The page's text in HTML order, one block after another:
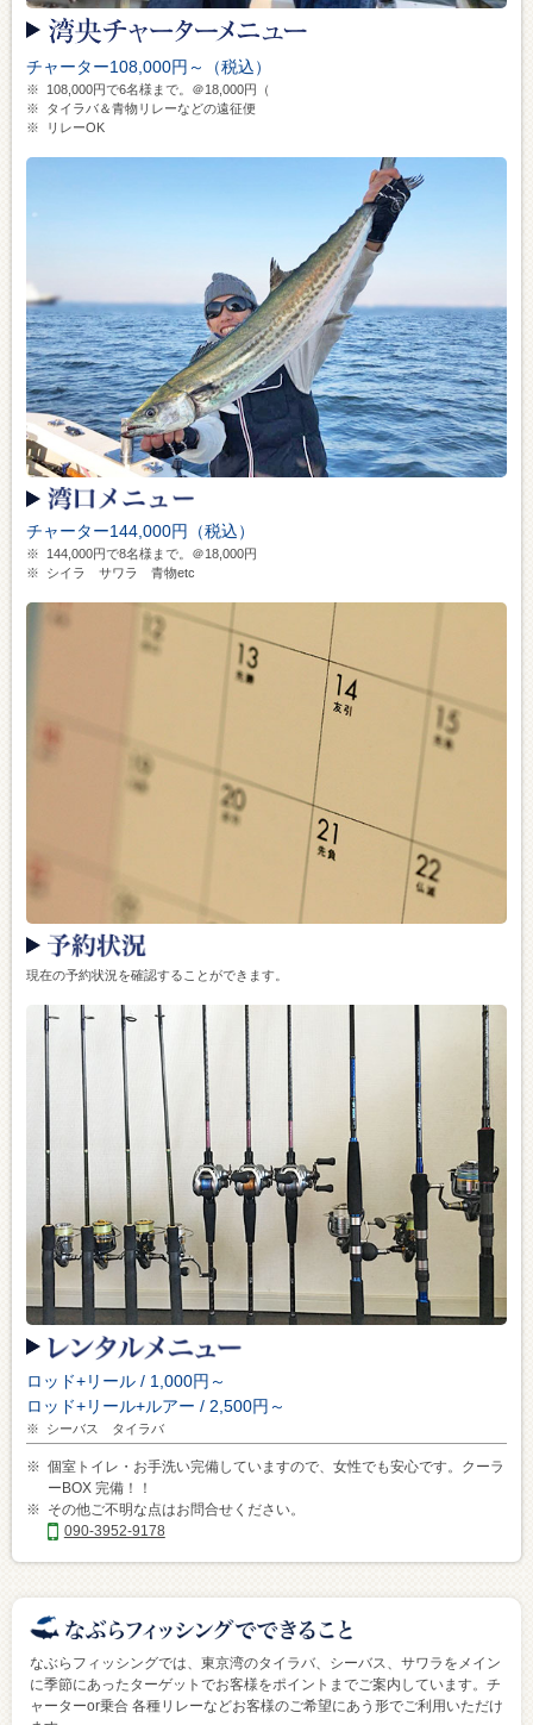
チャーター108,000円～（税込）
※
108,000円で6名様まで。＠18,000円（
※
タイラバ＆青物リレーなどの遠征便
※
リレーOK
チャーター144,000円（税込）
※
144,000円で8名様まで。＠18,000円
※
シイラ サワラ 青物etc
現在の予約状況を確認することができます。
ロッド+リール / 1,000円～
ロッド+リール+ルアー / 2,500円～
※ シーバス タイラバ
※ 個室トイレ・お手洗い完備していますので、女性でも安心です。クーラ
ーBOX 完備！！
※ その他ご不明な点はお問合せください。
090-3952-9178
なぶらフィッシングでは、 東京湾のタイラバ、シーバス、サワラ をメイン
に季節にあったターゲットでお客様をポイントまでご案内しています。チ
ャーターor乗合 各種リレーなどお客様のご希望にあう形でご利用いただけ